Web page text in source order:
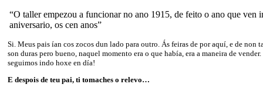
“O taller empezou a funcionar no ano 1915, de feito o ano que ven
aniversario, os cen anos”
Si. Meus pais ían cos zocos dun lado para outro. Ás feiras de por aquí, e de non
son duras pero bueno, naquel momento era o que había, era a maneira de
seguimos indo hoxe en día!
E despois de teu pai, ti tomaches o relevo…